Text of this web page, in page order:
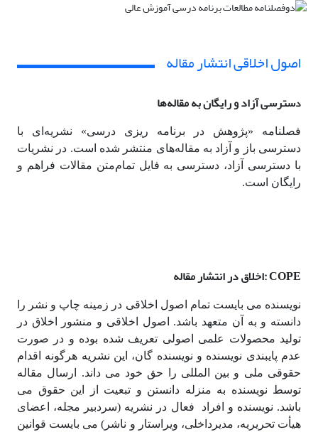
اصول اخلاقی انتشار مقاله
دسترسی آزاد و رایگان به مقاله‌ها
فصلنامه «پژوهش در برنامه ریزی درسی» نشریه‌ای با
دسترسی باز و آزاد به مقاله‌های منتشر شده است. در نشریات
با دسترسی آزاد، دسترسی به فایل تمام‌متن مقالات فراهم و
رایگان است.
COPE
:اخلاق در انتشار مقاله
نویسنده می بایست تمام اصول اخلاقی در زمینه چاپ و نشر را
دانسته و به آن متعهد باشد. اصول اخلاقی و منشور اخلاق در
تولید محصولات علمی اصولی تعریف شده بوده و در صورت
عدم پایبندی نویسنده و نویسنده گان، این نشریه هرگونه اقدام
حقوقی ملی و بین المللی را حق خود می داند. ارسال مقاله
توسط نویسنده به منزله دانستن و تبعیت از این حقوق می
باشد. نویسنده و افراد فعال در نشریه (سردبیر مجله، اعضای
هیأت تحریریه، مدیرداخلی، ویراستار و ناشر) می بایست قوانین